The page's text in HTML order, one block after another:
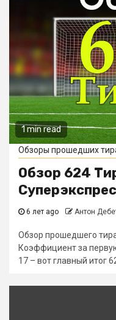
1 min read
Обзоры прошедших
Обзор 624
6 лет ago Антон
Обзор прошедшего
Коэффициент за
17 – вот главный итог